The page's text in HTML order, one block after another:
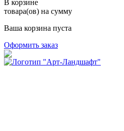
В корзине
товара(ов) на сумму
Ваша корзина пуста
Оформить заказ